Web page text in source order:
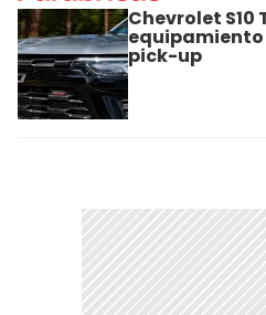
Chevrolet S10
equipamiento
pick-up